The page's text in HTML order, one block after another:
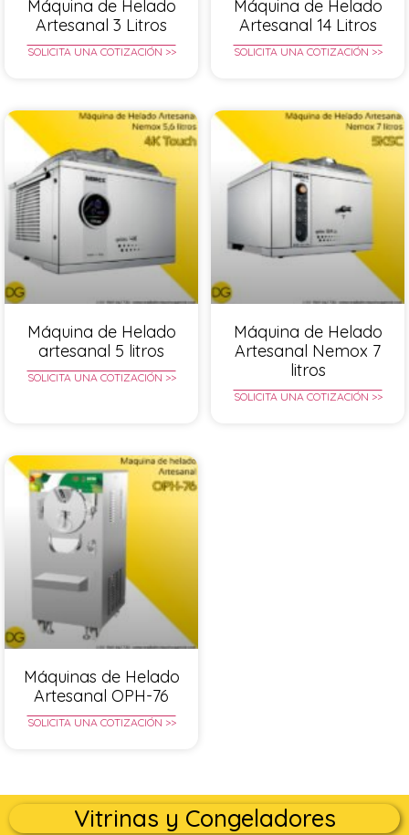
Máquina de Helado
Artesanal 3 Litros
SOLICITA UNA COTIZACIÓN >>
Máquina de Helado
Artesanal 14 Litros
SOLICITA UNA COTIZACIÓN >>
Máquina de Helado
artesanal 5 litros
SOLICITA UNA COTIZACIÓN >>
Máquina de Helado
Artesanal Nemox 7
litros
SOLICITA UNA COTIZACIÓN >>
Máquinas de Helado
Artesanal OPH-76
SOLICITA UNA COTIZACIÓN >>
Vitrinas y Congeladores